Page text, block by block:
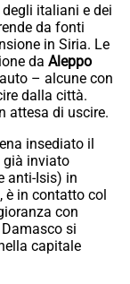
degli italiani e dei
da fonti
in Siria. Le
da Aleppo
– alcune con
dalla città.
attesa di uscire.
insediato il
già inviato
anti-Isis) in
è in contatto col
con
si
capitale